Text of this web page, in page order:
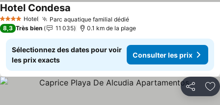
4 Étoiles Hotel Parc aquatique familial dédié
Hotel Condesa
8,3 Très bien 11 035 0.1 km de la plage
Sélectionnez des dates pour voir
les prix exacts
Consulter les prix
Partager